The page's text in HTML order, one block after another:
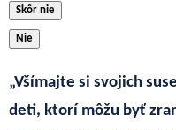
Skôr nie
Nie
„Všímajte si svojich
deti, ktorí môžu byť